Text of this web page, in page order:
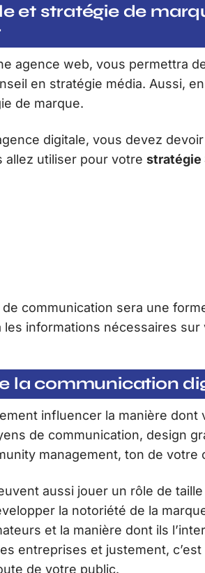
et stratégie de
agence web, vous permettra
en stratégie média. Aussi,
de marque.
digitale, vous devez
allez utiliser pour votre stratégie
communication sera une
informations nécessaires sur
la communication
influencer la manière dont
de communication, design
management, ton de votre
aussi jouer un rôle de taille
la notoriété de la
et la manière dont ils
entreprises et justement,
de votre public.